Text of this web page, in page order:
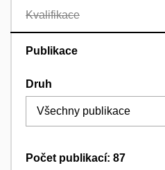
Kvalifikace
Publikace
Druh
Počet publikací: 87